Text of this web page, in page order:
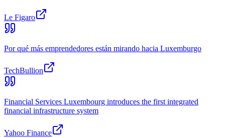
Le Figaro
Por qué más emprendedores están mirando hacia Luxemburgo
TechBullion
Financial Services Luxembourg introduces the first integrated
financial infrastructure system
Yahoo Finance